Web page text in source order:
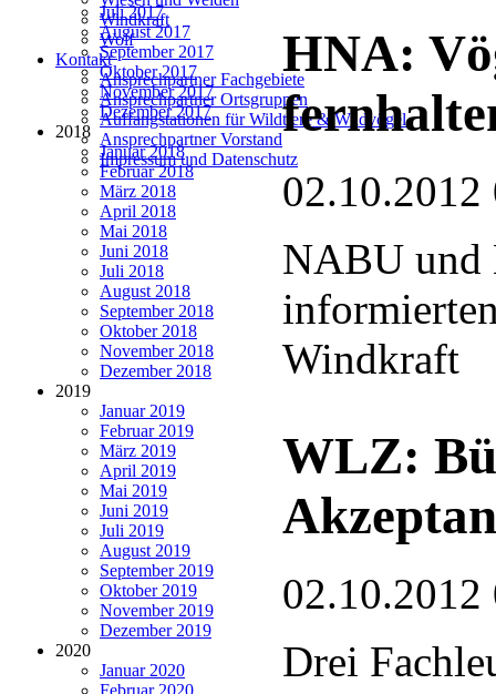
Windkraft
Wolf
Kontakt
Ansprechpartner Fachgebiete
Ansprechpartner Ortsgruppen
Auffangstationen für Wildtiere & Wildvögel
Ansprechpartner Vorstand
Impressum und Datenschutz
Juli 2017
August 2017
September 2017
Oktober 2017
November 2017
Dezember 2017
2018
Januar 2018
Februar 2018
März 2018
April 2018
Mai 2018
Juni 2018
Juli 2018
August 2018
September 2018
Oktober 2018
November 2018
Dezember 2018
2019
Januar 2019
Februar 2019
März 2019
April 2019
Mai 2019
Juni 2019
Juli 2019
August 2019
September 2019
Oktober 2019
November 2019
Dezember 2019
2020
Januar 2020
Februar 2020
HNA:
02.10.2012
NABU und
Windkraft
WLZ:
02.10.2012
Drei